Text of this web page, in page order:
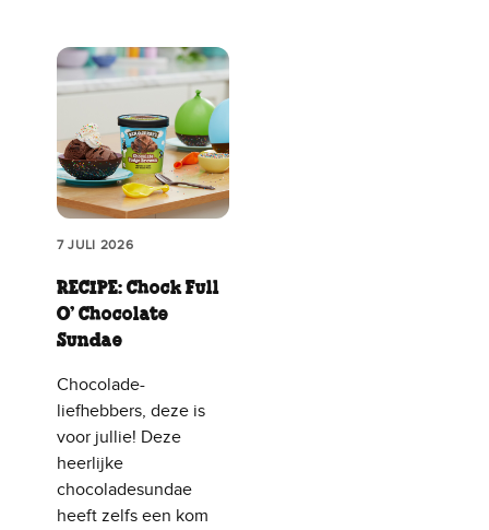
7 JULI 2026
RECIPE: Chock Full
O’ Chocolate
Sundae
Chocolade-
liefhebbers, deze is
voor jullie! Deze
heerlijke
chocoladesundae
heeft zelfs een kom